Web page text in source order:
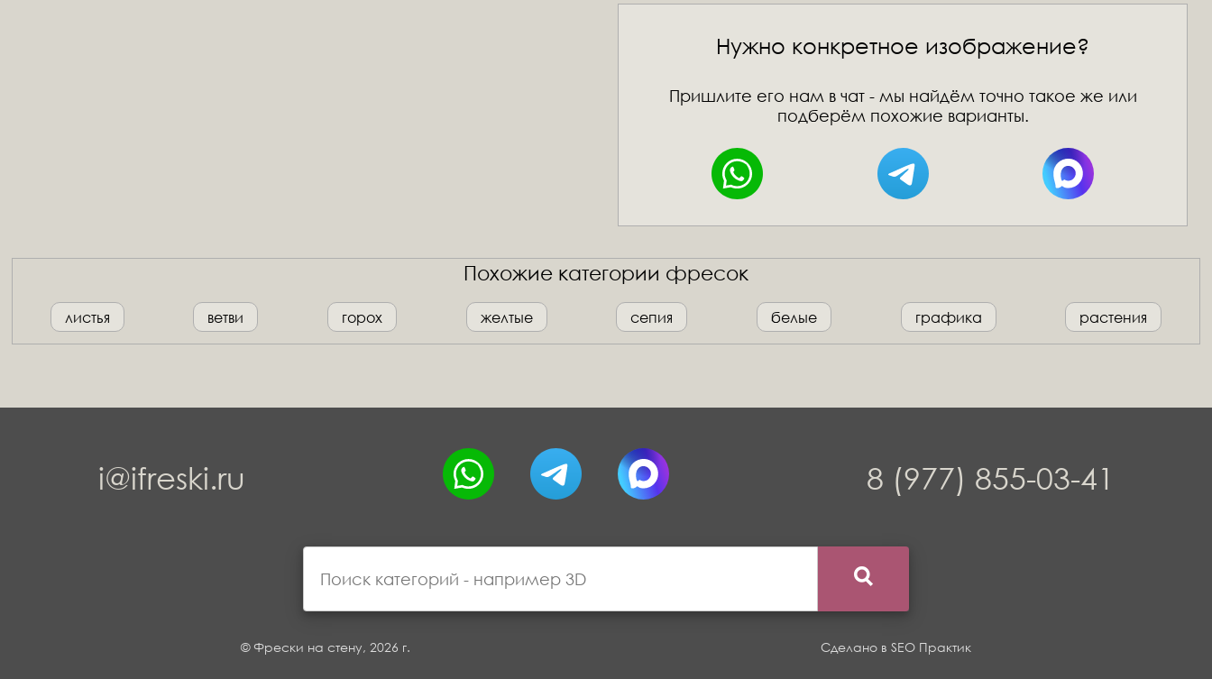
Нужно конкретное изображение?
Пришлите его нам в чат - мы найдём точно такое же или
подберём похожие варианты.
Похожие категории фресок
листья ветви горох желтые сепия белые графика растения
i@ifreski.ru 8 (977) 855-03-41
© Фрески на стену, 2026 г. Сделано в SEO Практик